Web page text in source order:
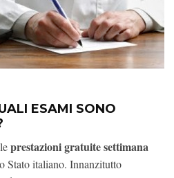
ESAMI SONO
prestazioni gratuite settimana
Stato italiano. Innanzitutto